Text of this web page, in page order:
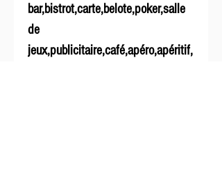
bar,bistrot,carte,belote,poker,salle
de
jeux,publicitaire,café,apéro,apéritif,